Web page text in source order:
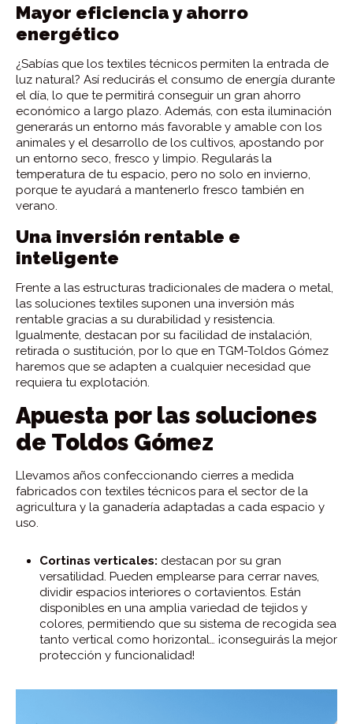
Mayor eficiencia y ahorro
energético
¿Sabías que los textiles técnicos permiten la entrada de
luz natural? Así reducirás el consumo de energía durante
el día, lo que te permitirá conseguir un gran ahorro
económico a largo plazo. Además, con esta iluminación
generarás un entorno más favorable y amable con los
animales y el desarrollo de los cultivos, apostando por
un entorno seco, fresco y limpio. Regularás la
temperatura de tu espacio, pero no solo en invierno,
porque te ayudará a mantenerlo fresco también en
verano.
Una inversión rentable e
inteligente
Frente a las estructuras tradicionales de madera o metal,
las soluciones textiles suponen una inversión más
rentable gracias a su durabilidad y resistencia.
Igualmente, destacan por su facilidad de instalación,
retirada o sustitución, por lo que en TGM-Toldos Gómez
haremos que se adapten a cualquier necesidad que
requiera tu explotación.
Apuesta por las soluciones
de Toldos Gómez
Llevamos años confeccionando cierres a medida
fabricados con textiles técnicos para el sector de la
agricultura y la ganadería adaptadas a cada espacio y
uso.
Cortinas verticales: destacan por su gran
versatilidad. Pueden emplearse para cerrar naves,
dividir espacios interiores o cortavientos. Están
disponibles en una amplia variedad de tejidos y
colores, permitiendo que su sistema de recogida sea
tanto vertical como horizontal… ¡conseguirás la mejor
protección y funcionalidad!